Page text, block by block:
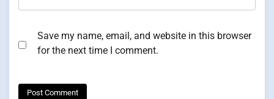
Save my name, email, and website in this browser
for the next time I comment.